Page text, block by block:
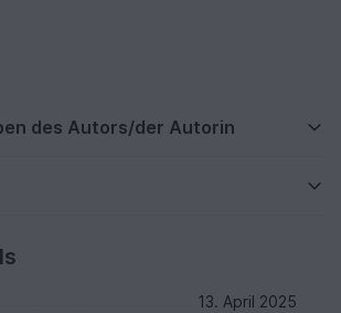
des Autors/der Autorin
13. April 2025